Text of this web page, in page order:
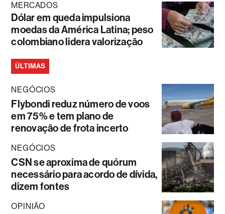
MERCADOS
Dólar em queda impulsiona
moedas da América Latina; peso
colombiano lidera valorização
ÚLTIMAS
NEGÓCIOS
Flybondi reduz número de voos
em 75% e tem plano de
renovação de frota incerto
NEGÓCIOS
CSN se aproxima de quórum
necessário para acordo de dívida,
dizem fontes
OPINIÃO